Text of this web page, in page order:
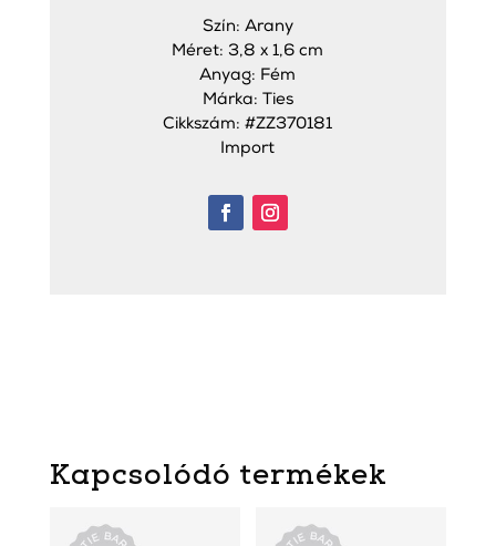
Szín: Arany
Méret: 3,8 x 1,6 cm
Anyag: Fém
Márka: Ties
Cikkszám: #ZZ370181
Import
Kapcsolódó termékek